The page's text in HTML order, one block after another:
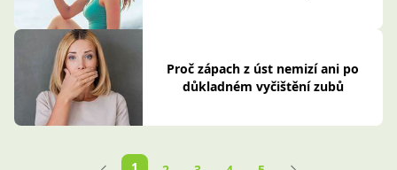
Proč zápach z úst nemizí ani po
důkladném vyčištění zubů